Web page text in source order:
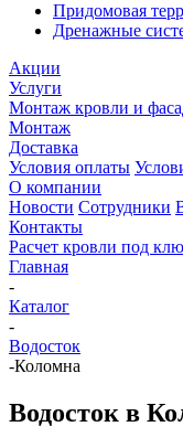
Придомовая
Дренажные
Акции
Услуги
Монтаж кровли и
Монтаж
Доставка
Условия оплаты
О компании
Новости Сотрудники
Контакты
Расчет кровли под
Главная
-
Каталог
-
Водосток
-Коломна
Водосток в